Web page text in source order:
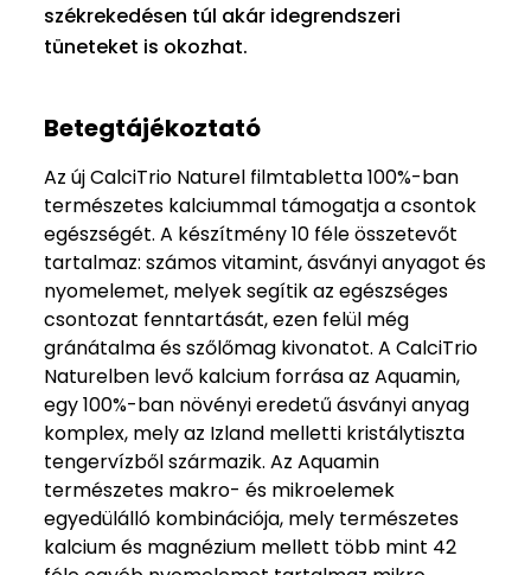
székrekedésen túl akár idegrendszeri
tüneteket is okozhat.
Betegtájékoztató
Az új CalciTrio Naturel filmtabletta 100%-ban
természetes kalciummal támogatja a csontok
egészségét. A készítmény 10 féle összetevőt
tartalmaz: számos vitamint, ásványi anyagot és
nyomelemet, melyek segítik az egészséges
csontozat fenntartását, ezen felül még
gránátalma és szőlőmag kivonatot. A CalciTrio
Naturelben levő kalcium forrása az Aquamin,
egy 100%-ban növényi eredetű ásványi anyag
komplex, mely az Izland melletti kristálytiszta
tengervízből származik. Az Aquamin
természetes makro- és mikroelemek
egyedülálló kombinációja, mely természetes
kalcium és magnézium mellett több mint 42